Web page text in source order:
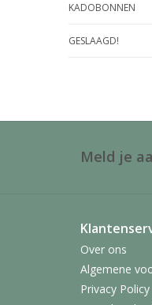
KADOBONNEN
GESLAAGD!
Meld je
Over ons
Algemene
Privacy Policy